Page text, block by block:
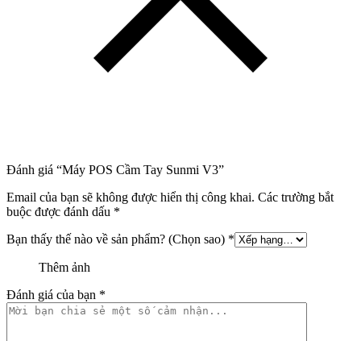
Đánh giá “Máy POS Cầm Tay Sunmi V3”
Email của bạn sẽ không được hiển thị công khai. Các trường bắt
buộc được đánh dấu *
Bạn thấy thế nào về sản phẩm? (Chọn sao) *
Thêm ảnh
Đánh giá của bạn *